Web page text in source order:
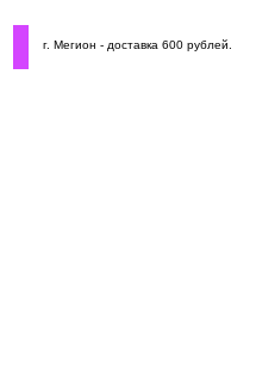
г. Мегион - доставка 600 рублей.